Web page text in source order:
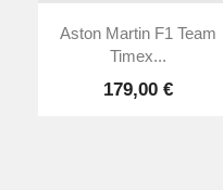
Aston Martin F1 Team
Timex...
179,00 €